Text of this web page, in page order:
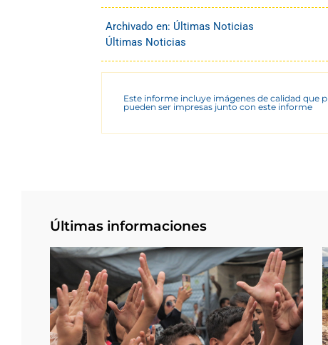
Archivado en: Últimas Noticias
Últimas Noticias
Este informe incluye imágenes de calidad que
pueden ser impresas junto con este informe
Últimas informaciones